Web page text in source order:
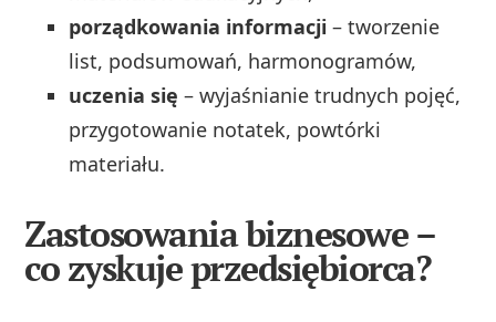
porządkowania informacji – tworzenie
list, podsumowań, harmonogramów,
uczenia się – wyjaśnianie trudnych pojęć,
przygotowanie notatek, powtórki
materiału.
Zastosowania biznesowe –
co zyskuje przedsiębiorca?